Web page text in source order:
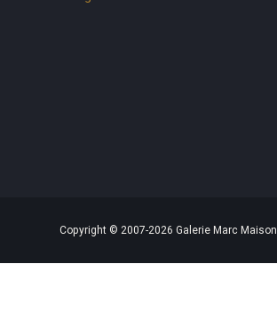
Copyright © 2007-2026 Galerie Marc Maison